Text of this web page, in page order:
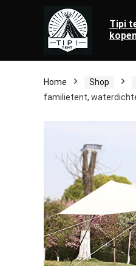
Tipi
Home Shop
familietent,